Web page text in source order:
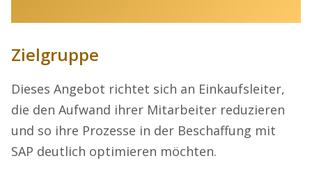
Zielgruppe
Dieses Angebot richtet sich an Einkaufsleiter,
die den Aufwand ihrer Mitarbeiter reduzieren
und so ihre Prozesse in der Beschaffung mit
SAP deutlich optimieren möchten.